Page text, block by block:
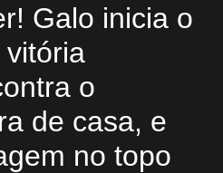
Galo inicia o
o
de casa, e
no topo